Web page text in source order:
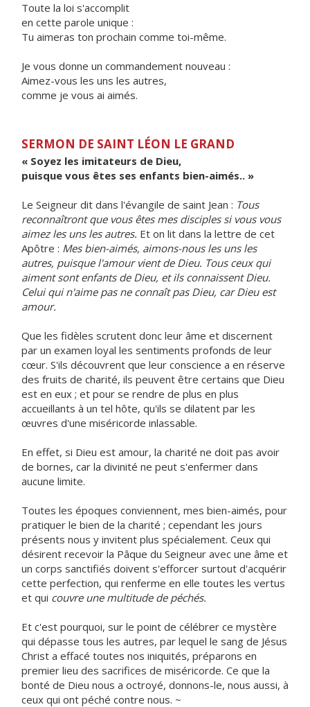
Toute la loi s'accomplit
en cette parole unique :
Tu aimeras ton prochain comme toi-même.
Je vous donne un commandement nouveau :
Aimez-vous les uns les autres,
comme je vous ai aimés.
SERMON DE SAINT LÉON LE GRAND
« Soyez les imitateurs de Dieu,
puisque vous êtes ses enfants bien-aimés.. »
Le Seigneur dit dans l'évangile de saint Jean : Tous
reconnaîtront que vous êtes mes disciples si vous vous
aimez les uns les autres. Et on lit dans la lettre de cet
Apôtre : Mes bien-aimés, aimons-nous les uns les
autres, puisque l'amour vient de Dieu. Tous ceux qui
aiment sont enfants de Dieu, et ils connaissent Dieu.
Celui qui n'aime pas ne connaît pas Dieu, car Dieu est
amour.
Que les fidèles scrutent donc leur âme et discernent
par un examen loyal les sentiments profonds de leur
cœur. S'ils découvrent que leur conscience a en réserve
des fruits de charité, ils peuvent être certains que Dieu
est en eux ; et pour se rendre de plus en plus
accueillants à un tel hôte, qu'ils se dilatent par les
œuvres d'une miséricorde inlassable.
En effet, si Dieu est amour, la charité ne doit pas avoir
de bornes, car la divinité ne peut s'enfermer dans
aucune limite.
Toutes les époques conviennent, mes bien-aimés, pour
pratiquer le bien de la charité ; cependant les jours
présents nous y invitent plus spécialement. Ceux qui
désirent recevoir la Pâque du Seigneur avec une âme et
un corps sanctifiés doivent s'efforcer surtout d'acquérir
cette perfection, qui renferme en elle toutes les vertus
et qui couvre une multitude de péchés.
Et c'est pourquoi, sur le point de célébrer ce mystère
qui dépasse tous les autres, par lequel le sang de Jésus
Christ a effacé toutes nos iniquités, préparons en
premier lieu des sacrifices de miséricorde. Ce que la
bonté de Dieu nous a octroyé, donnons-le, nous aussi, à
ceux qui ont péché contre nous. ~